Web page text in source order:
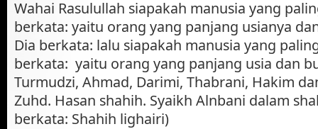
Wahai Rasulullah siapakah manusia yang
berkata: yaitu orang yang panjang usianya
Dia berkata: lalu siapakah manusia yang
berkata: yaitu orang yang panjang usia dan
Turmudzi, Ahmad, Darimi, Thabrani, Hakim
Zuhd. Hasan shahih. Syaikh Alnbani dalam
berkata: Shahih lighairi)